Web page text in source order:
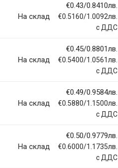
На склад
€0.43/0.8410лв.
€0.5160/1.0092лв.
с ДДС
На склад
€0.45/0.8801лв.
€0.5400/1.0561лв.
с ДДС
На склад
€0.49/0.9584лв.
€0.5880/1.1500лв.
с ДДС
На склад
€0.50/0.9779лв.
€0.6000/1.1735лв.
с ДДС